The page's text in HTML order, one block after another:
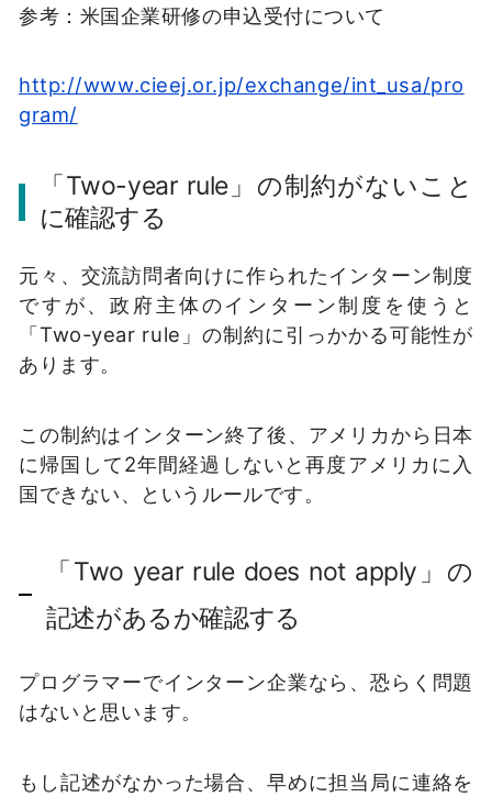
参考：米国企業研修の申込受付について
http://www.cieej.or.jp/exchange/int_usa/pro
gram/
「Two-year rule」の制約がないこと
に確認する
元々、交流訪問者向けに作られたインターン制度
ですが、政府主体のインターン制度を使うと
「Two-year rule」の制約に引っかかる可能性が
あります。
この制約はインターン終了後、アメリカから日本
に帰国して2年間経過しないと再度アメリカに入
国できない、というルールです。
「Two year rule does not apply」の
記述があるか確認する
プログラマーでインターン企業なら、恐らく問題
はないと思います。
もし記述がなかった場合、早めに担当局に連絡を